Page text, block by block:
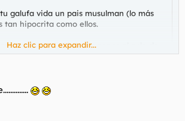
galufa vida un pais musulman (lo más
tan hipocrita como ellos.
de esos paises les pones el culo de
patatillas por darle por la
capaces de condenar a muerte a un
Haz clic para expandir...